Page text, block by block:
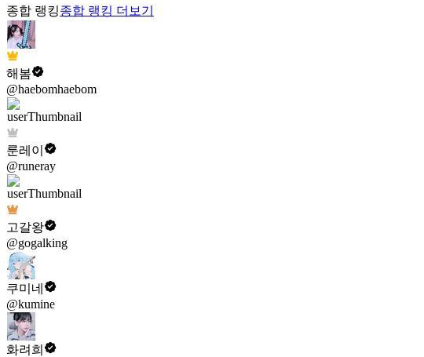
종합 랭킹종합 랭킹 더보기
해봄
@haebomhaebom
룬레이
@runeray
고갈왕
@gogalking
쿠미네
@kumine
화려희